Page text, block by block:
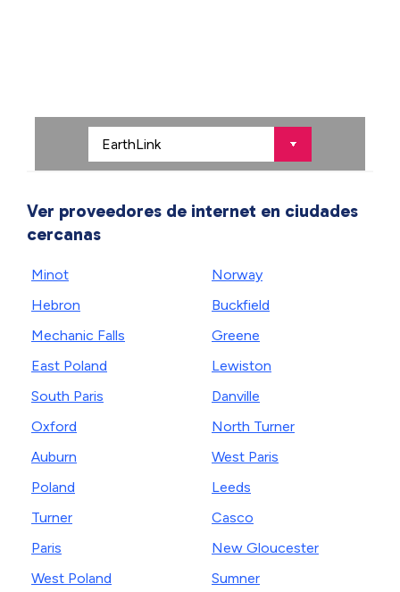
Ver proveedores de internet en ciudades
cercanas
Minot
Hebron
Mechanic Falls
East Poland
South Paris
Oxford
Auburn
Poland
Turner
Paris
West Poland
Norway
Buckfield
Greene
Lewiston
Danville
North Turner
West Paris
Leeds
Casco
New Gloucester
Sumner